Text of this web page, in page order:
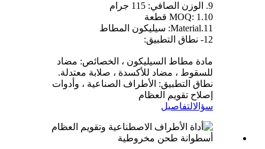
9. الوزن الصافي: 115 جرام
10.MOQ: 1 قطعة
11.Material: سيليكون المطاط
12- نطاق التطبيق:
مادة مطاط السيليكون ، الخصائص: مضاد
للسقوط ، مضاد للأكسدة ، صلابة معتدلة.
نطاق التطبيق: الأطراف الصناعية ، وأدوات
إصلاح تقويم العظام
سؤالالتفاصيل